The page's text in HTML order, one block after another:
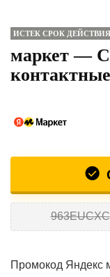
ИСТЕК СРОК ДЕЙСТВИЯ
маркет —
963EUCXC
Промокод Яндекс